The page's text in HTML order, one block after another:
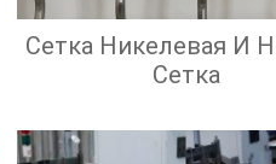
Сетка Никелевая И
Сетка